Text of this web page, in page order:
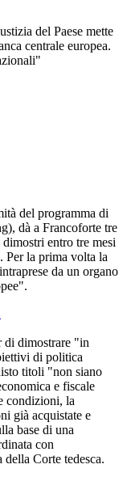
del Paese mette
centrale europea.
del programma di
dà a Francoforte tre
entro tre mesi
la prima volta la
da un organo
di dimostrare "in
di politica
titoli "non siano
e fiscale
condizioni, la
già acquistate e
base di una
con
Corte tedesca.